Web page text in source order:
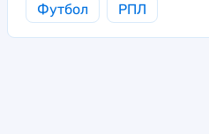
Футбол РПЛ